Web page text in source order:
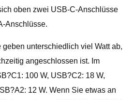
oben zwei USB-C-Anschlüsse
Anschlüsse.
unterschiedlich viel Watt ab,
angeschlossen ist. Im
100 W, USB?C2: 18 W,
12 W. Wenn Sie etwas an